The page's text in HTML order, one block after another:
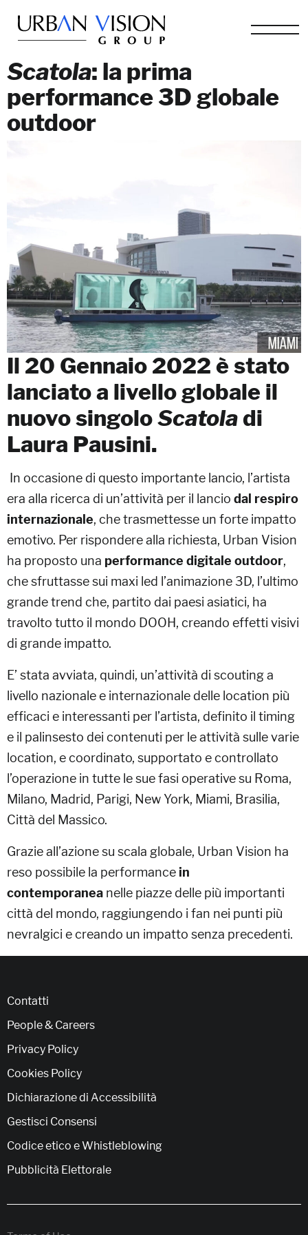
Scatola: la prima
performance 3D globale
outdoor
Il 20 Gennaio 2022 è stato
lanciato a livello globale il
nuovo singoloScatola di
Laura Pausini.
In occasione di questo importante lancio, l’artista
era alla ricerca di un’attività per il lancio dal respiro
internazionale, che trasmettesse un forte impatto
emotivo. Per rispondere alla richiesta, Urban Vision
ha proposto una performance digitale outdoor,
che sfruttasse sui maxi led l’animazione 3D, l’ultimo
grande trend che, partito dai paesi asiatici, ha
travolto tutto il mondo DOOH, creando effetti visivi
di grande impatto.
E’ stata avviata, quindi, un’attività di scouting a
livello nazionale e internazionale delle location più
efficaci e interessanti per l’artista, definito il timing
e il palinsesto dei contenuti per le attività sulle varie
location, e coordinato, supportato e controllato
l’operazione in tutte le sue fasi operative su Roma,
Milano, Madrid, Parigi, New York, Miami, Brasilia,
Città del Massico.
Grazie all’azione su scala globale, Urban Vision ha
reso possibile la performance in
contemporanea nelle piazze delle più importanti
città del mondo, raggiungendo i fan nei punti più
nevralgici e creando un impatto senza precedenti.
Contatti
People & Careers
Privacy Policy
Cookies Policy
Dichiarazione di Accessibilità
Gestisci Consensi
Codice etico e Whistleblowing
Pubblicità Elettorale